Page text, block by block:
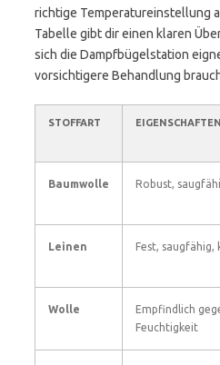
richtige Temperatureinstellung
Tabelle gibt dir einen klaren
sich die Dampfbügelstation
vorsichtigere Behandlung
STOFFART EIGENSCHAFTEN
Baumwolle Robust,
Leinen Fest, saugfähig,
Wolle
Empfindlich
Feuchtigkeit